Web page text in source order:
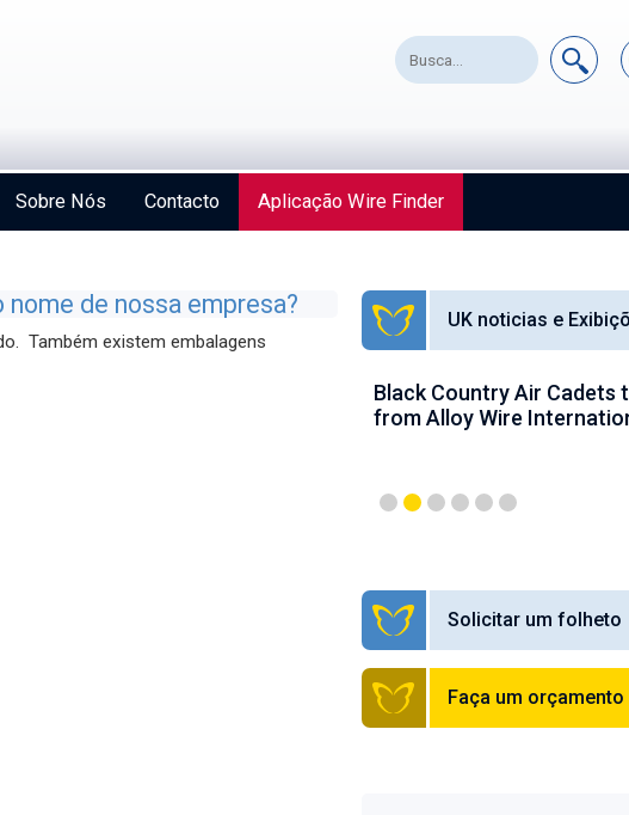
Sobre Nós Contacto Aplicação Wire Finder
de nossa empresa?
Também existem embalagens
UK noticias e
Black Country Air
from Alloy Wire
Solicitar um folheto
Faça um orçamento